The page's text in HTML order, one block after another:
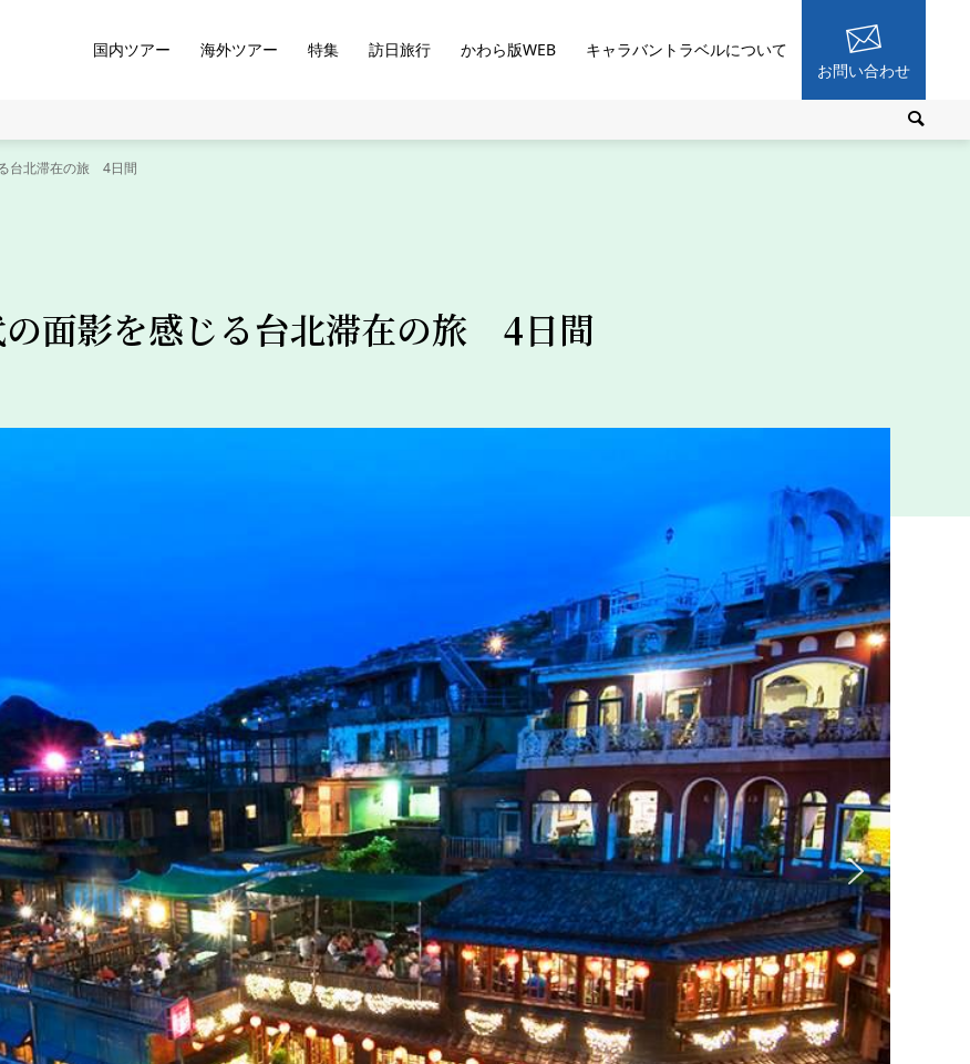
国内ツアー 海外ツアー 特集 訪日旅行 かわら版WEB
キャラバントラベルについて
お問い合わせ
台北滞在の旅 4日間
の面影を感じる台北滞在の旅 4日間